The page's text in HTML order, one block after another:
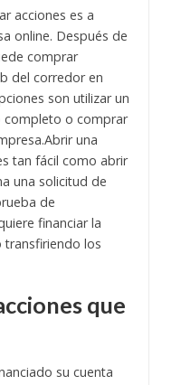
acciones es a
online. Después de
comprar
del corredor en
son utilizar un
completo o comprar
Abrir una
tan fácil como abrir
una solicitud de
de
financiar la
transfiriendo los
que
su cuenta